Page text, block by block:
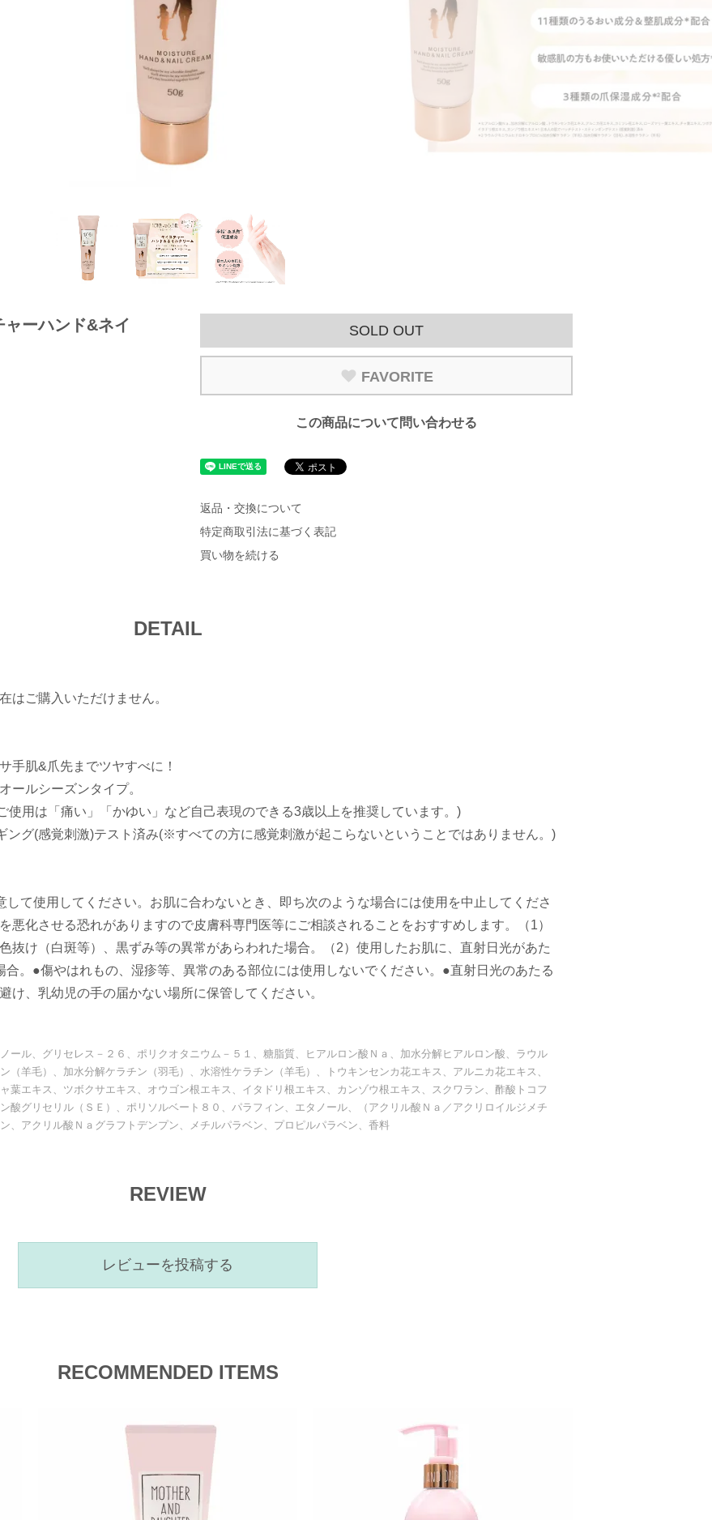
ーハンド&ネイ
SOLD OUT
FAVORITE
この商品について問い合わせる
返品・交換について
特定商取引法に基づく表記
買い物を続ける
DETAIL
はご購入いただけません。
手肌&爪先までツヤすべに！
ールシーズンタイプ。
用は「痛い」「かゆい」など自己表現のできる3歳以上を推奨しています。)
ング(感覚刺激)テスト済み(※すべての方に感覚刺激が起こらないということではありません。)
て使用してください。お肌に合わないとき、即ち次のような場合には使用を中止してくださ
悪化させる恐れがありますので皮膚科専門医等にご相談されることをおすすめします。（1）
抜け（白斑等）、黒ずみ等の異常があらわれた場合。（2）使用したお肌に、直射日光があた
。●傷やはれもの、湿疹等、異常のある部位には使用しないでください。●直射日光のあたる
け、乳幼児の手の届かない場所に保管してください。
ール、グリセレス－２６、ポリクオタニウム－５１、糖脂質、ヒアルロン酸Ｎａ、加水分解ヒアルロン酸、ラウル
（羊毛）、加水分解ケラチン（羽毛）、水溶性ケラチン（羊毛）、トウキンセンカ花エキス、アルニカ花エキス、
葉エキス、ツボクサエキス、オウゴン根エキス、イタドリ根エキス、カンゾウ根エキス、スクワラン、酢酸トコフ
酸グリセリル（ＳＥ）、ポリソルベート８０、パラフィン、エタノール、（アクリル酸Ｎａ／アクリロイルジメチ
、アクリル酸Ｎａグラフトデンプン、メチルパラベン、プロピルパラベン、香料
REVIEW
レビューを投稿する
RECOMMENDED ITEMS